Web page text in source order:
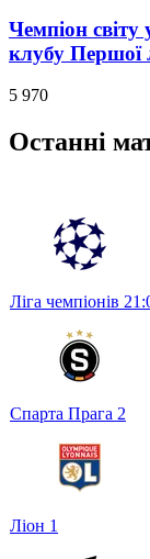
Чемпіон світу
клубу Першої
5 970
Останні
Ліга чемпіонів
Спарта Прага 2
Ліон 1